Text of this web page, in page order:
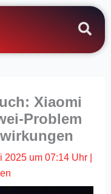
Xiaomi
Problem
2025 um 07:14 Uhr|